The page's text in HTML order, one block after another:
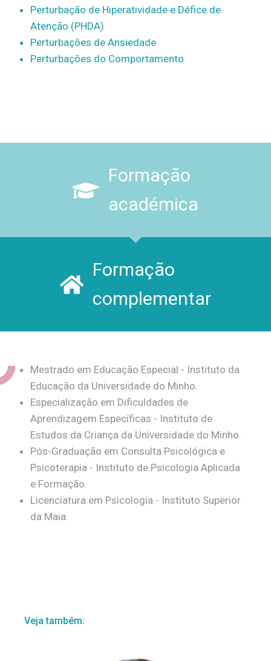
Perturbação de Hiperatividade e Défice de
Atenção (PHDA)
Perturbações de Ansiedade
Perturbações do Comportamento
Formação
académica
Formação
complementar
Mestrado em Educação Especial - Instituto da
Educação da Universidade do Minho.
Especialização em Dificuldades de
Aprendizagem Específicas - Instituto de
Estudos da Criança da Universidade do Minho.
Pós-Graduação em Consulta Psicológica e
Psicoterapia - Instituto de Psicologia Aplicada
e Formação.
Licenciatura em Psicologia - Instituto Superior
da Maia.
Veja também: